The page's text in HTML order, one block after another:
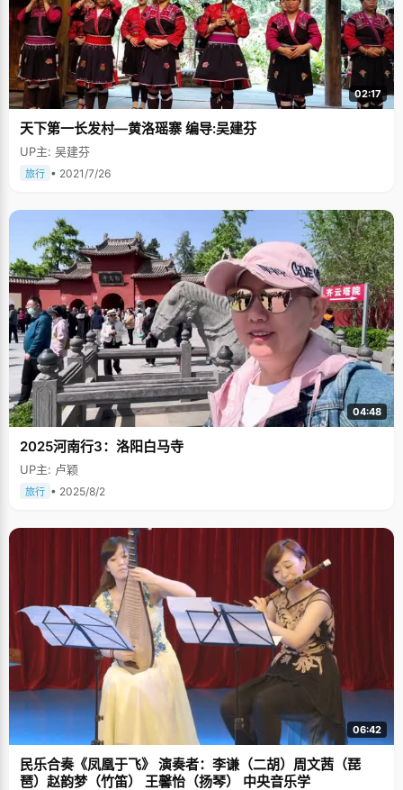
02:17
天下第一长发村—黄洛瑶寨 编导:吴建芬
UP主: 吴建芬
旅行 • 2021/7/26
04:48
2025河南行3：洛阳白马寺
UP主: 卢颖
旅行 • 2025/8/2
06:42
民乐合奏《凤凰于飞》 演奏者：李谦（二胡）周文茜（琵
琶）赵韵梦（竹笛） 王馨怡（扬琴） 中央音乐学